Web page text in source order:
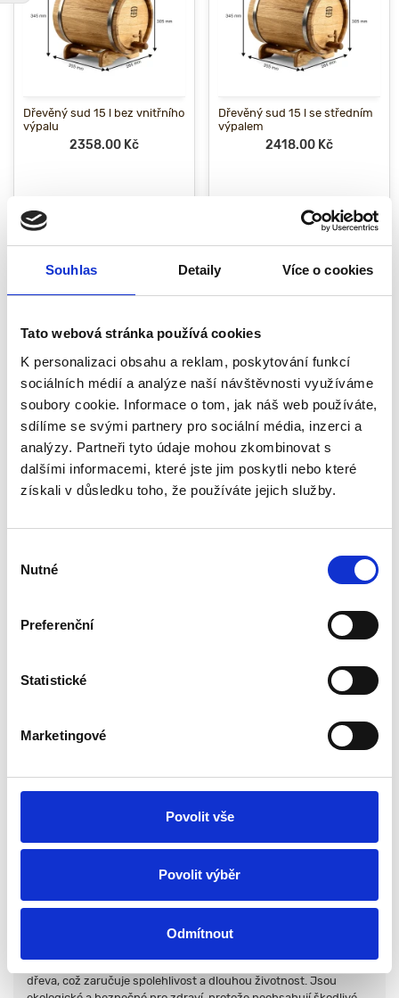
Souhlas Detaily Více o cookies
Tato webová stránka používá cookies
K personalizaci obsahu a reklam, poskytování funkcí
sociálních médií a analýze naší návštěvnosti využíváme
soubory cookie. Informace o tom, jak náš web používáte,
sdílíme se svými partnery pro sociální média, inzerci a
analýzy. Partneři tyto údaje mohou zkombinovat s
dalšími informacemi, které jste jim poskytli nebo které
získali v důsledku toho, že používáte jejich služby.
souhlasu
Nutné
Preferenční
Statistické
Marketingové
Povolit vše
Povolit výběr
Odmítnout
Dřevěný sud 15 l bez vnitřního
výpalu
2358.00 Kč
Dřevěný sud 15 l se středním
výpalem
2418.00 Kč
Přidat do košíku
Dřevěný sud 30 l – bez
vypálení
3466.00 Kč
Přidat do košíku
Kuželové horizontální sudy:
Kuželové horizontální sudy jsou nejen elegantním a stylovým
hledají odolný a funkční výrobek. Tyto sudy jsou oblíbené mezi
výrobci vína a dalších nápojů díky svému jedinečnému designu a
Výhody kuželovitého horizontálního tvaru
umožňuje lepší sedimentaci a filtraci kapalin. Díky tomu získávají
tyto sudy pohodlnější na používání, protože se snadněji čistí a
horizontálního kuželového sudu
Kuželové sudy jsou vyrobeny z vysoce kvalitního dubového
dřeva, což zaručuje spolehlivost a dlouhou životnost. Jsou